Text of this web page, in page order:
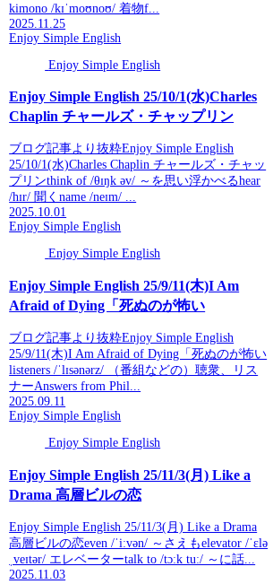
kimono /kɪˈmoʊnoʊ/ 着物f...
2025.11.25
Enjoy Simple English
Enjoy Simple English
Enjoy Simple English 25/10/1(水)Charles
Chaplin チャールズ・チャップリン
ブログ記事より抜粋Enjoy Simple English
25/10/1(水)Charles Chaplin チャールズ・チャッ
プリンthink of /θɪŋk əv/ ～を思い浮かべるhear
/hɪr/ 聞くname /neɪm/ ...
2025.10.01
Enjoy Simple English
Enjoy Simple English
Enjoy Simple English 25/9/11(木)I Am
Afraid of Dying「死ぬのが怖い
ブログ記事より抜粋Enjoy Simple English
25/9/11(木)I Am Afraid of Dying「死ぬのが怖い
listeners /ˈlɪsənərz/ （番組などの）聴衆、リス
ナーAnswers from Phil...
2025.09.11
Enjoy Simple English
Enjoy Simple English
Enjoy Simple English 25/11/3(月) Like a
Drama 高層ビルの恋
Enjoy Simple English 25/11/3(月) Like a Drama
高層ビルの恋even /ˈiːvən/ ～さえもelevator /ˈɛlə
ˌveɪtər/ エレベーターtalk to /tɔːk tuː/ ～に話...
2025.11.03